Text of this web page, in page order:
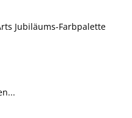
Jubiläums-Farbpalette